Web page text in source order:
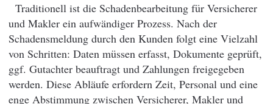
Traditionell ist die Schadenbearbeitung für Versicherer
und Makler ein aufwändiger Prozess. Nach der
Schadensmeldung durch den Kunden folgt eine Vielzahl
von Schritten: Daten müssen erfasst, Dokumente geprüft,
ggf. Gutachter beauftragt und Zahlungen freigegeben
werden. Diese Abläufe erfordern Zeit, Personal und eine
enge Abstimmung zwischen Versicherer, Makler und